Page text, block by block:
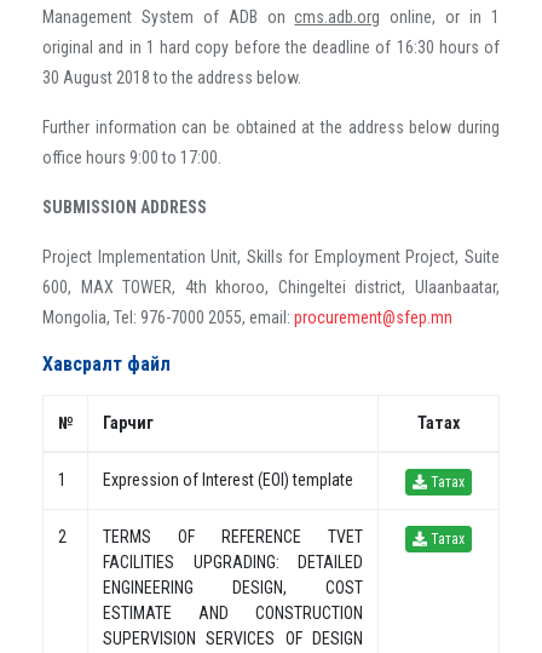
Management System of ADB oncms.adb.org online, or in 1
original and in 1 hard copy before the deadline of 16:30 hours of
30 August 2018 to the address below.
Further information can be obtained at the address below during
office hours 9:00 to 17:00.
SUBMISSION ADDRESS
Project Implementation Unit, Skills for Employment Project, Suite
600, MAX TOWER, 4th khoroo, Chingeltei district, Ulaanbaatar,
Mongolia, Tel: 976-7000 2055, email: procurement@sfep.mn
Хавсралт файл
№ Гарчиг Татах
1 Expression of Interest (EOI) template Татах
2
TERMS OF REFERENCE TVET
FACILITIES UPGRADING: DETAILED
ENGINEERING DESIGN, COST
ESTIMATE AND CONSTRUCTION
SUPERVISION SERVICES OF DESIGN
Татах